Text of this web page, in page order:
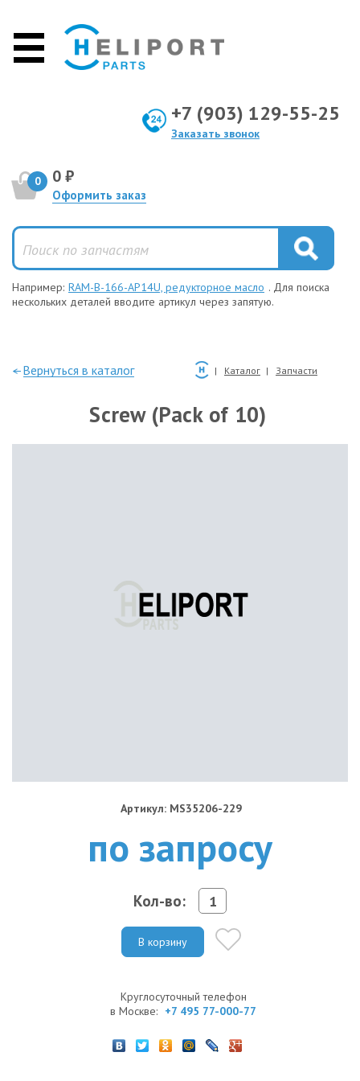
+7 (903) 129-55-25
Заказать звонок
0 0 ₽
Оформить заказ
Например: RAM-B-166-AP14U, редукторное масло . Для поиска
нескольких деталей вводите артикул через запятую.
—Вернуться в каталог Каталог Запчасти
Screw (Pack of 10)
Артикул: MS35206-229
по запросу
Кол-во:
В корзину
Круглосуточный телефон
в Москве: +7 495 77-000-77